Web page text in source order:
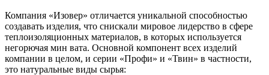
Компания «Изовер» отличается уникальной способностью
создавать изделия, что снискали мировое лидерство в сфере
теплоизоляционных материалов, в которых используется
негорючая мин вата. Основной компонент всех изделий
компании в целом, и серии «Профи» и «Твин» в частности,
это натуральные виды сырья: